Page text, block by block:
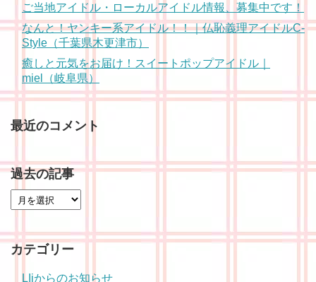
ご当地アイドル・ローカルアイドル情報、募集中です！
なんと！ヤンキー系アイドル！！｜仏恥義理アイドルC-
Style（千葉県木更津市）
癒しと元気をお届け！スイートポップアイドル｜
miel（岐阜県）
最近のコメント
過去の記事
カテゴリー
LIjからのお知らせ